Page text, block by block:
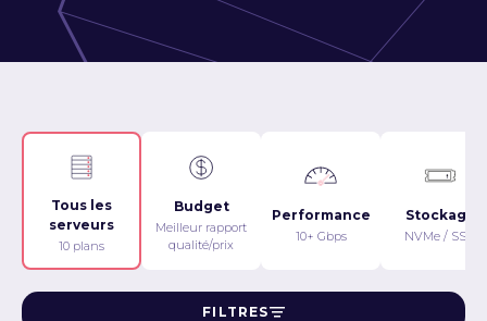
Tous les
serveurs
10 plans
Budget
Meilleur rapport
qualité/prix
Performance
10+ Gbps
Stockage
NVMe / SSD
FILTRES